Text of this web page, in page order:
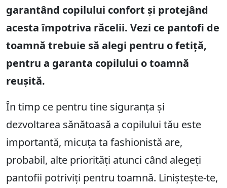
garantând copilului confort și protejând
acesta împotriva răcelii. Vezi ce pantofi de
toamnă trebuie să alegi pentru o fetiță,
pentru a garanta copilului o toamnă
reușită.
În timp ce pentru tine siguranța și
dezvoltarea sănătoasă a copilului tău este
importantă, micuța ta fashionistă are,
probabil, alte priorități atunci când alegeți
pantofii potriviți pentru toamnă. Liniștește-te,